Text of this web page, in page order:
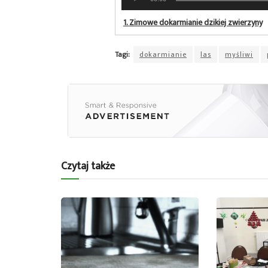
plików
dźwiękowych
1.Zimowe dokarmianie dzikiej zwierzyny
Tagi: dokarmianie las myśliwi
Czytaj także